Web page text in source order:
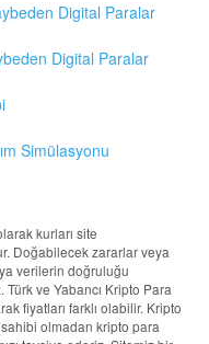
Digital Paralar
Digital Paralar
Simülasyonu
kurları site
Doğabilecek zararlar veya
verilerin doğruluğu
ve Yabancı Kripto Para
fiyatları farklı olabilir. Kripto
olmadan kripto para